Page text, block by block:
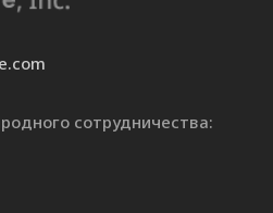
сотрудничества: